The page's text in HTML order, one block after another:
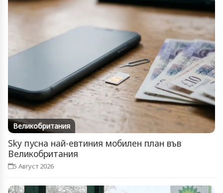
Великобритания
Sky пусна най-евтиния мобилен план във
Великобритания
5 Август 2026